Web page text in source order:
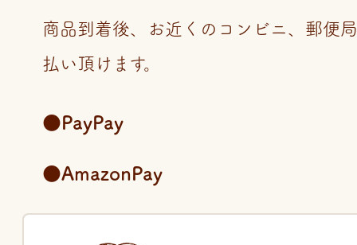
商品到着後、お近くのコンビニ、郵便
払い頂けます。
●PayPay
●AmazonPay